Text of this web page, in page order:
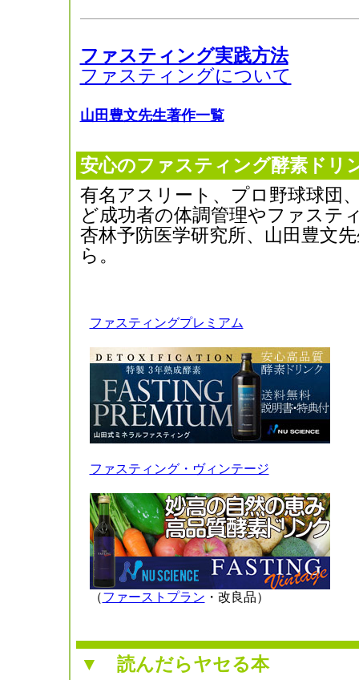
ファスティング実践方法
ファスティングについて
山田豊文先生著作一覧
安心のファスティング酵素ドリ
有名アスリート、プロ野球球団
ど成功者の体調管理やファステ
杏林予防医学研究所、山田豊文
ら。
ファスティングプレミアム
ファスティング・ヴィンテージ
（ファーストプラン ・改良品）
▼ 読んだらヤセる本